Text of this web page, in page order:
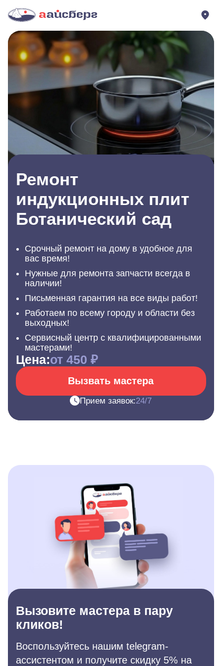
Ремонт
индукционных плит
Ботанический сад
Срочный ремонт на дому в удобное для
вас время!
Нужные для ремонта запчасти всегда в
наличии!
Письменная гарантия на все виды работ!
Работаем по всему городу и области без
выходных!
Сервисный центр с квалифицированными
мастерами!
Цена:от 450 ₽
Вызвать мастера
Прием заявок:24/7
Вызовите мастера в пару
кликов!
Воспользуйтесь нашим telegram-
ассистентом и получите скидку 5% на